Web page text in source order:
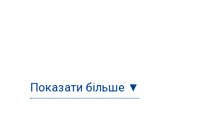
Показати більше ▼